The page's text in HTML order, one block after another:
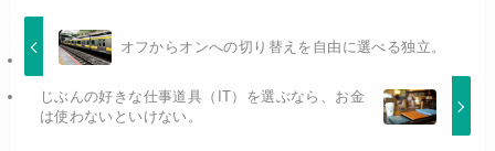
オフからオンへの切り替えを自由に選べる独立。
じぶんの好きな仕事道具（IT）を選ぶなら、お金
は使わないといけない。